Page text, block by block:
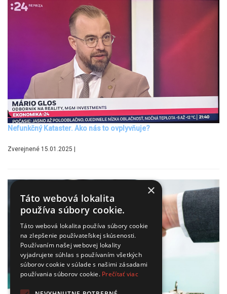
Nefunkčný Kataster. Ako nás to ovplyvňuje?
Zverejnené 15.01.2025 |
×
Táto webová lokalita
používa súbory cookie.
Táto webová lokalita používa súbory cookie
na zlepšenie používateľskej skúsenosti.
Používaním našej webovej lokality
vyjadrujete súhlas s používaním všetkých
súborov cookie v súlade s našimi zásadami
používania súborov cookie. Prečítať viac